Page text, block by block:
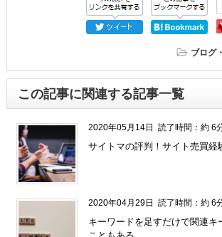
ブログ
この記事に関連する記事一覧
2020年05月14日 読了時間：約 6
サイトマの評判！サイト売買経
2020年04月29日 読了時間：約 6
キーワードを足すだけで関連キ